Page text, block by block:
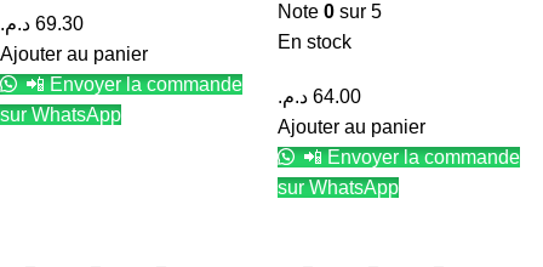
69.30 د.م.
Ajouter au panier
📲 Envoyer la commande
sur WhatsApp
Note 0 sur 5
En stock
64.00 د.م.
Ajouter au panier
📲 Envoyer la commande
sur WhatsApp